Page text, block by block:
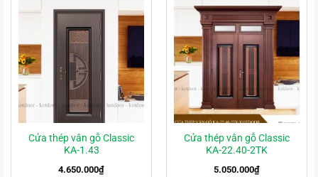
Cửa thép vân gỗ Classic
KA-1.43
4.650.000₫
Cửa thép vân gỗ Classic
KA-22.40-2TK
5.050.000₫